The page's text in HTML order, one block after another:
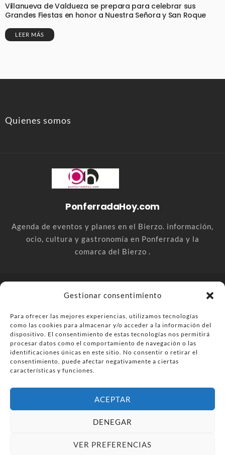
Gestionar consentimiento
Para ofrecer las mejores experiencias, utilizamos tecnologías
como las cookies para almacenar y/o acceder a la información del
dispositivo. El consentimiento de estas tecnologías nos permitirá
procesar datos como el comportamiento de navegación o las
identificaciones únicas en este sitio. No consentir o retirar el
consentimiento, puede afectar negativamente a ciertas
características y funciones.
ACEPTAR
DENEGAR
VER PREFERENCIAS
Villanueva de Valdueza se prepara para celebrar sus
Grandes Fiestas en honor a Nuestra Señora y San Roque
LEER MÁS
Quienes somos
PonferradaHoy.com
Agenda de eventos y planes en el Bierzo. información,
ocio, cultura y gastronomía en Ponferrada y la
comarca del Bierzo .
comarca del Bierzo
Anúnciate
Más información sobre las cookies
Envía tu negocio
Contacta Política de privacidad